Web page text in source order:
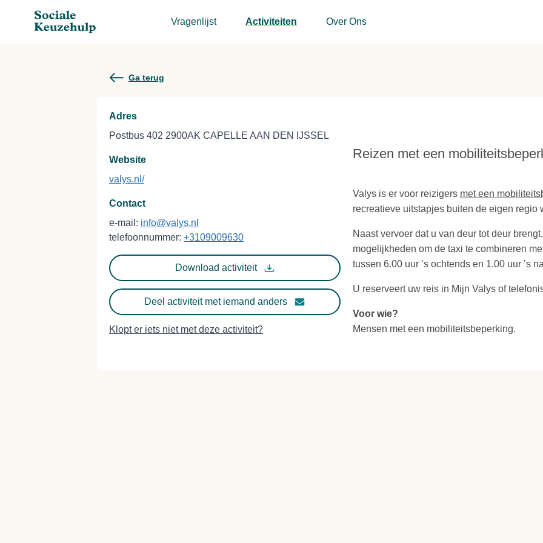
Vragenlijst Activiteiten Over Ons
Ga terug
Adres
Postbus 402 2900AK CAPELLE AAN DEN IJSSEL
Website
valys.nl/
Contact
e-mail: info@valys.nl
telefoonnummer: +3109009630
Download activiteit
Deel activiteit met iemand anders
Klopt er iets niet met deze activiteit?
Reizen met een
Valys is er voor reizigers met een
recreatieve uitstapjes buiten de eigen regio
Naast vervoer dat u van deur tot deur
mogelijkheden om de taxi te combineren
tussen 6.00 uur ’s ochtends en 1.00 uur ’s
U reserveert uw reis in Mijn Valys of
Voor wie?
Mensen met een mobiliteitsbeperking.